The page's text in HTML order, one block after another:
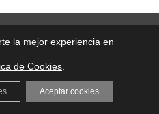
la mejor experiencia en
de Cookies
Aceptar cookies